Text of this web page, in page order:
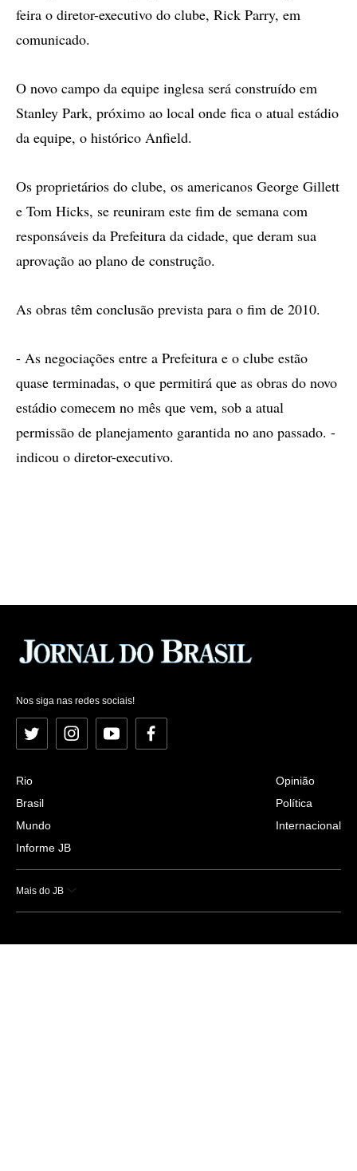
feira o diretor-executivo do clube, Rick Parry, em
comunicado.
O novo campo da equipe inglesa será construído em
Stanley Park, próximo ao local onde fica o atual estádio
da equipe, o histórico Anfield.
Os proprietários do clube, os americanos George Gillett
e Tom Hicks, se reuniram este fim de semana com
responsáveis da Prefeitura da cidade, que deram sua
aprovação ao plano de construção.
As obras têm conclusão prevista para o fim de 2010.
- As negociações entre a Prefeitura e o clube estão
quase terminadas, o que permitirá que as obras do novo
estádio comecem no mês que vem, sob a atual
permissão de planejamento garantida no ano passado. -
indicou o diretor-executivo.
Nos siga nas redes sociais!
Twitter InstagramYouTubeFacebook
Rio
Brasil
Mundo
Informe JB
Opinião
Política
Internacional
Mais do JB
Esportes